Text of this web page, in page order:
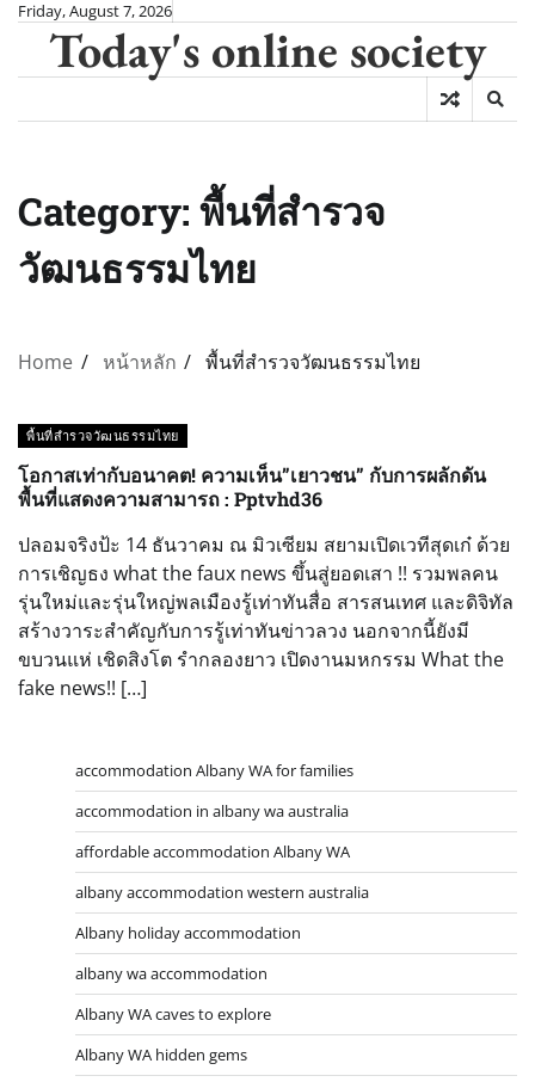
Skip
content
Friday, August 7, 2026
Today's online society
Category: พื้นที่สำรวจ
วัฒนธรรมไทย
Home หน้าหลัก พื้นที่สำรวจวัฒนธรรมไทย
พื้นที่สำรวจวัฒนธรรมไทย
โอกาสเท่ากับอนาคต! ความเห็น”เยาวชน” กับการผลักดัน
พื้นที่แสดงความสามารถ : Pptvhd36
ปลอมจริงป้ะ 14 ธันวาคม ณ มิวเซียม สยามเปิดเวทีสุดเก๋ ด้วย
การเชิญธง what the faux news ขึ้นสู่ยอดเสา !! รวมพลคน
รุ่นใหม่และรุ่นใหญ่พลเมืองรู้เท่าทันสื่อ สารสนเทศ และดิจิทัล
สร้างวาระสำคัญกับการรู้เท่าทันข่าวลวง นอกจากนี้ยังมี
ขบวนแห่ เชิดสิงโต รำกลองยาว เปิดงานมหกรรม What the
fake news!! […]
accommodation Albany WA for families
accommodation in albany wa australia
affordable accommodation Albany WA
albany accommodation western australia
Albany holiday accommodation
albany wa accommodation
Albany WA caves to explore
Albany WA hidden gems